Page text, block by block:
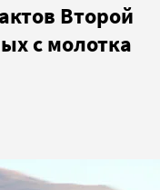
Второй
с молотка